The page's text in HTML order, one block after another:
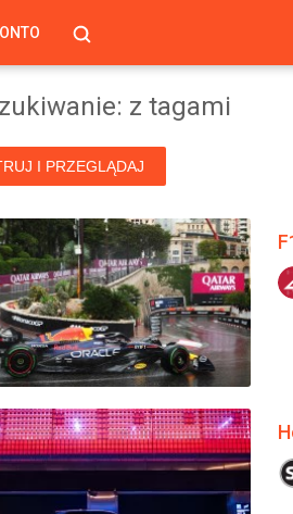
z tagami
I PRZEGLĄDAJ